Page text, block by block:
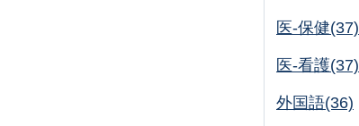
医-保健(37)
医-看護(37)
外国語(36)